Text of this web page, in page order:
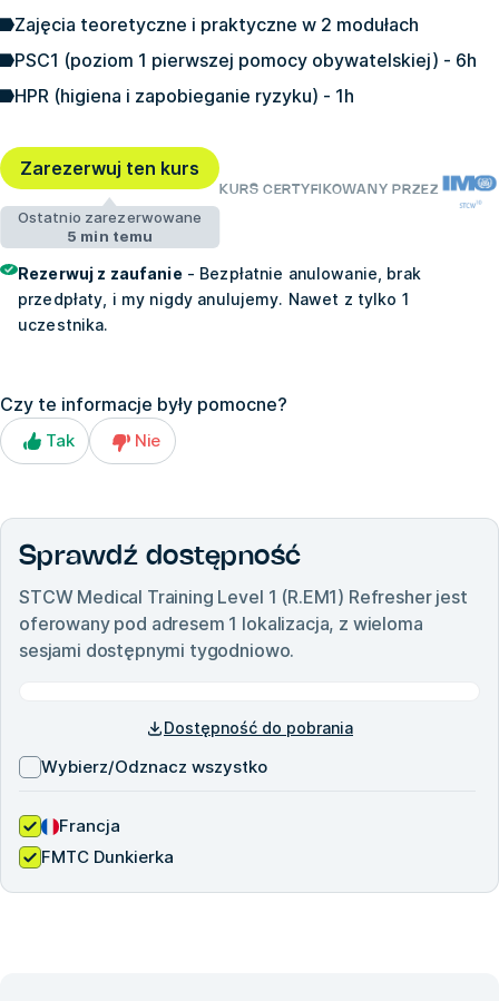
Zajęcia teoretyczne i praktyczne w 2 modułach
PSC1 (poziom 1 pierwszej pomocy obywatelskiej) - 6h
HPR (higiena i zapobieganie ryzyku) - 1h
Zarezerwuj ten kurs
Ostatnio zarezerwowane
5 min temu
KURS CERTYFIKOWANY PRZEZ
Rezerwuj z zaufanie- Bezpłatnie anulowanie, brak
przedpłaty, i my nigdy anulujemy. Nawet z tylko 1
uczestnika.
Czy te informacje były pomocne?
Tak Nie
Sprawdź dostępność
STCW Medical Training Level 1 (R.EM1) Refresherjest
oferowany pod adresem 1 lokalizacja, z wieloma
sesjami dostępnymi tygodniowo.
Dostępność do pobrania
Wybierz/Odznacz wszystko
Francja
FMTC Dunkierka